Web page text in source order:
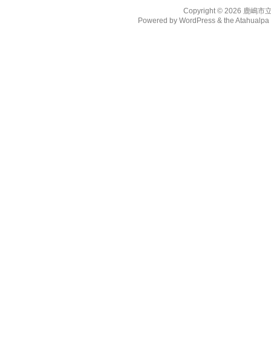
Copyright © 2026 鹿嶋市
Powered by WordPress& the Atahualpa